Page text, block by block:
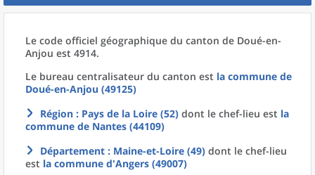
Le code officiel géographique du canton de Doué-en-
Anjou est 4914.
Le bureau centralisateur du canton est la commune de
Doué-en-Anjou (49125)
Région : Pays de la Loire (52) dont le chef-lieu est la
commune de Nantes (44109)
Département : Maine-et-Loire (49) dont le chef-lieu
est la commune d'Angers (49007)